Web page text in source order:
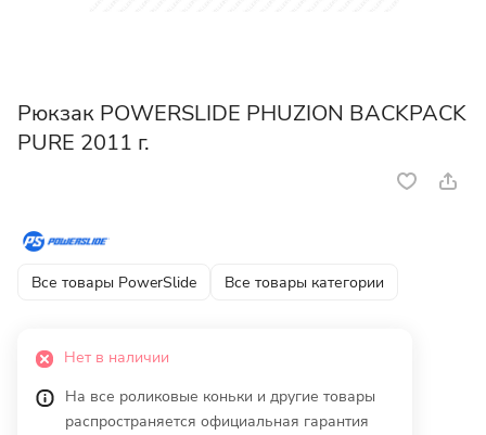
Рюкзак POWERSLIDE PHUZION BACKPACK
PURE 2011 г.
Все товары PowerSlide Все товары категории
Нет в наличии
На все роликовые коньки и другие товары
распространяется официальная гарантия